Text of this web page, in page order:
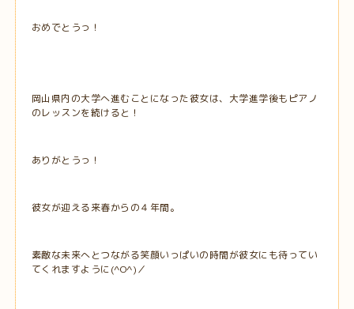
おめでとうっ！
岡山県内の大学へ進むことになった彼女は、大学進学後もピアノ
のレッスンを続けると！
ありがとうっ！
彼女が迎える来春からの４年間。
素敵な未来へとつながる笑顔いっぱいの時間が彼女にも待ってい
てくれますように(^O^)／